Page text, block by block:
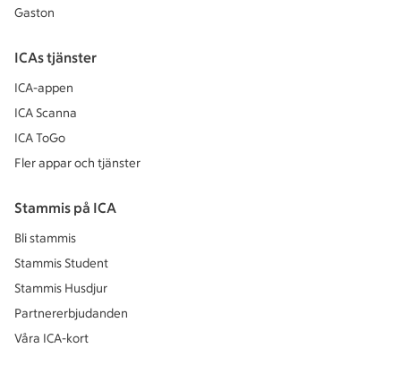
Gaston
ICAs tjänster
ICA-appen
ICA Scanna
ICA ToGo
Fler appar och tjänster
Stammis på ICA
Bli stammis
Stammis Student
Stammis Husdjur
Partnererbjudanden
Våra ICA-kort